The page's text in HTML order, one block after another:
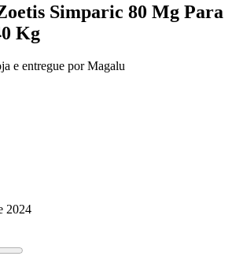
Simparic 80 Mg Para
Kg
e entregue por Magalu
2024